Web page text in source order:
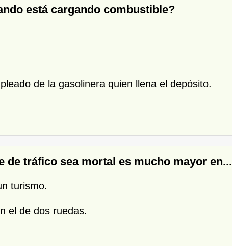
está cargando combustible?
de la gasolinera quien llena el depósito.
de tráfico sea mortal es mucho mayor en...
turismo.
el de dos ruedas.